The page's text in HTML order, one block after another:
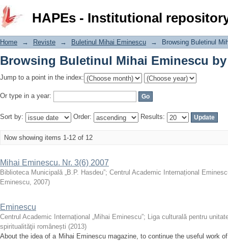
HAPEs - Institutional
Browsing Buletinul Mihai Eminescu
Home → Reviste → Buletinul Mihai Eminescu → Browsing Buletinul
Browsing Buletinul Mihai Eminescu by
Jump to a point in the index:
Or type in a year:
Sort by: Order: Results:
Now showing items 1-12 of 12
Mihai Eminescu. Nr. 3(6) 2007
Biblioteca Municipală „B.P. Hasdeu”; Centrul Academic Internațional
Eminescu, 2007)
Eminescu
Centrul Academic Internațional „Mihai Eminescu”; Liga culturală pentru
spiritualităţii românești (2013)
About the idea of ​​a Mihai Eminescu magazine, to continue the useful work